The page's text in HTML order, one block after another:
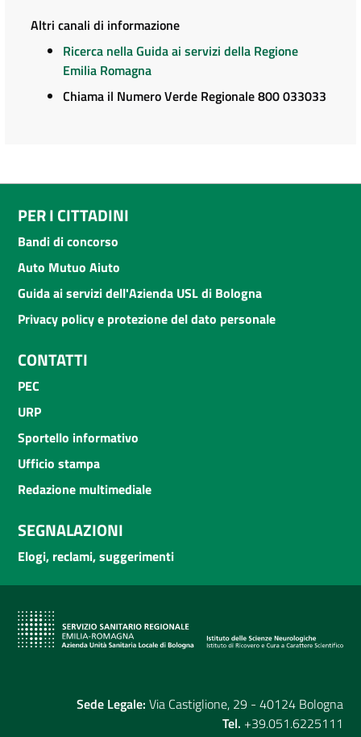
Altri canali di informazione
Ricerca nella Guida ai servizi della Regione
Emilia Romagna
Chiama il Numero Verde Regionale 800 033033
PER I CITTADINI
Bandi di concorso
Auto Mutuo Aiuto
Guida ai servizi dell'Azienda USL di Bologna
Privacy policy e protezione del dato personale
CONTATTI
PEC
URP
Sportello informativo
Ufficio stampa
Redazione multimediale
SEGNALAZIONI
Elogi, reclami, suggerimenti
Sede Legale: Via Castiglione, 29 - 40124 Bologna
Tel. +39.051.6225111